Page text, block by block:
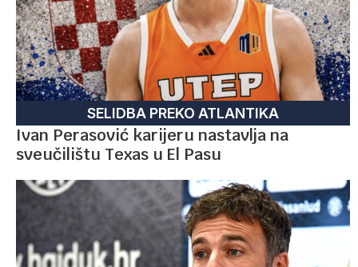
SELIDBA PREKO ATLANTIKA
Ivan Perasović karijeru nastavlja na
sveučilištu Texas u El Pasu